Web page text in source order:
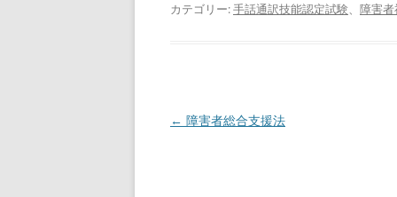
カテゴリー:手話通訳技能認定試験、 障害
投
← 障害者総合支援法